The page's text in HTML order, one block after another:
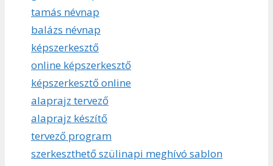
tamás névnap
balázs névnap
képszerkesztő
online képszerkesztő
képszerkesztő online
alaprajz tervező
alaprajz készítő
tervező program
szerkeszthető szülinapi meghívó sablon